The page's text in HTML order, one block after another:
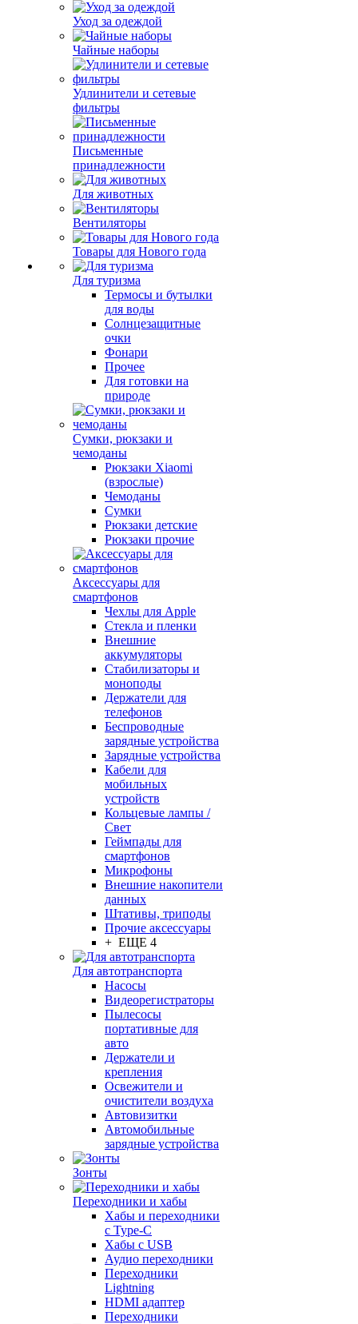
Уход за одеждой
Чайные наборы
Удлинители и сетевые
фильтры
Письменные
принадлежности
Для животных
Вентиляторы
Товары для Нового года
Для туризма
Термосы и бутылки
для воды
Солнцезащитные
очки
Фонари
Прочее
Для готовки на
природе
Сумки, рюкзаки и
чемоданы
Рюкзаки Xiaomi
(взрослые)
Чемоданы
Сумки
Рюкзаки детские
Рюкзаки прочие
Аксессуары для
смартфонов
Чехлы для Apple
Стекла и пленки
Внешние
аккумуляторы
Стабилизаторы и
моноподы
Держатели для
телефонов
Беспроводные
зарядные устройства
Зарядные устройства
Кабели для
мобильных
устройств
Кольцевые лампы /
Свет
Геймпады для
смартфонов
Микрофоны
Внешние накопители
данных
Штативы, триподы
Прочие аксессуары
+ ЕЩЕ 4
Для автотранспорта
Насосы
Видеорегистраторы
Пылесосы
портативные для
авто
Держатели и
крепления
Освежители и
очистители воздуха
Автовизитки
Автомобильные
зарядные устройства
Зонты
Переходники и хабы
Хабы и переходники
с Type-C
Хабы с USB
Аудио переходники
Переходники
Lightning
HDMI адаптер
Переходники